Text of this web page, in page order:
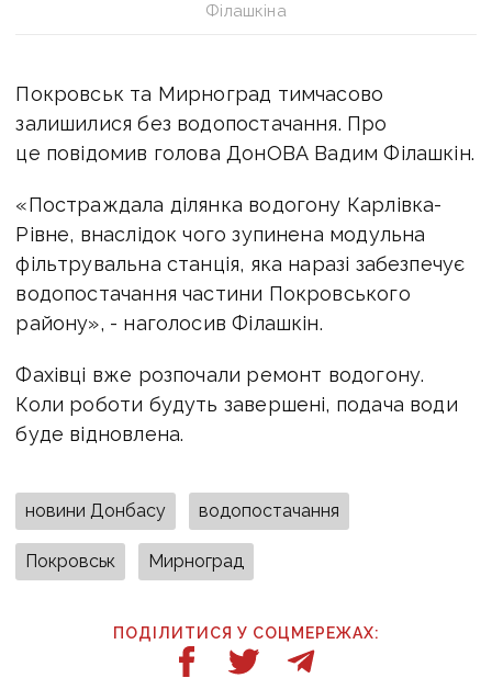
Філашкіна
Покровськ та Мирноград тимчасово
залишилися без водопостачання. Про
це повідомив голова ДонОВА Вадим Філашкін.
«Постраждала ділянка водогону Карлівка-
Рівне, внаслідок чого зупинена модульна
фільтрувальна станція, яка наразі забезпечує
водопостачання частини Покровського
району», - наголосив Філашкін.
Фахівці вже розпочали ремонт водогону.
Коли роботи будуть завершені, подача води
буде відновлена.
новини Донбасу водопостачання
Покровськ Мирноград
ПОДІЛИТИСЯ У СОЦМЕРЕЖАХ: